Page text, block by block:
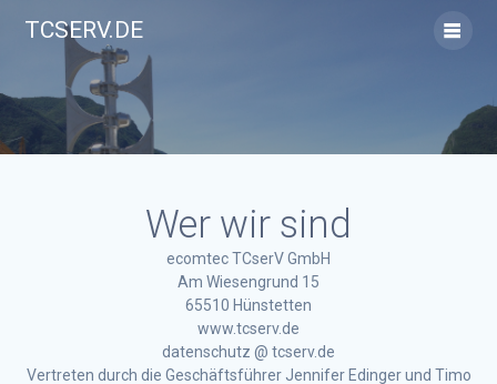
TCSERV.DE
Wer wir sind
ecomtec TCserV GmbH
Am Wiesengrund 15
65510 Hünstetten
www.tcserv.de
datenschutz @ tcserv.de
Vertreten durch die Geschäftsführer Jennifer Edinger und Timo